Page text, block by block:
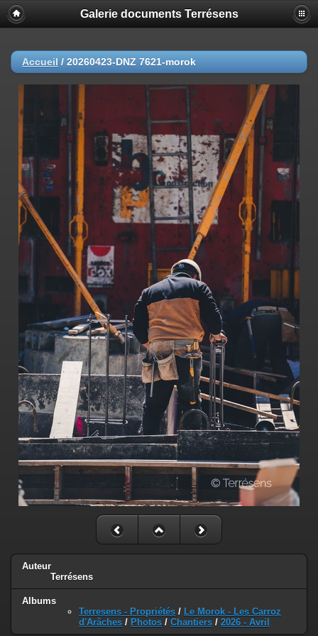
Galerie documents Terrésens
Accueil / 20260423-DNZ 7621-morok
Auteur
Terrésens
Albums
Terresens - Propriétés / Le Morok - Les Carroz
d'Arâches / Photos / Chantiers / 2026 - Avril